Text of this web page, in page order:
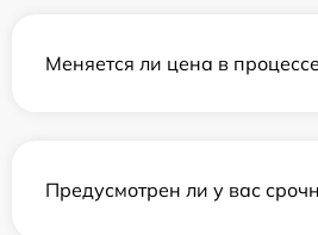
Меняется ли цена в
Предусмотрен ли у вас